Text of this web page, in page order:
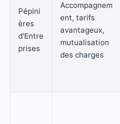
Pépini
ères
d’Entre
prises
Accompagnem
ent, tarifs
avantageux,
mutualisation
des charges